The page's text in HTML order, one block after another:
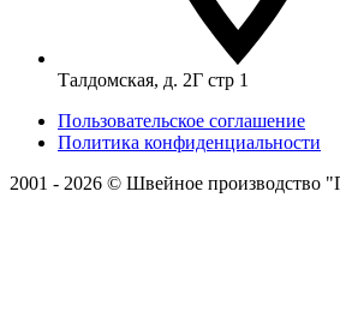
Талдомская, д. 2Г стр 1
Пользовательское соглашение
Политика конфиденциальности
2001 - 2026 © Швейное производство